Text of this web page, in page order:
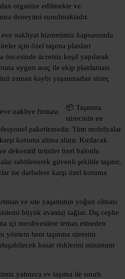
organize edilmekte ve
deneyimi sunulmaktadır.
nakliyat hizmetimiz kapsamında
için özel taşıma planları
öncesinde ücretsiz keşif yapılarak
uygun araç ile ekip planlaması
zaman kaybı yaşanmadan süreç
📦 Taşınma
sürecinin en
paketlemedir. Tüm mobilyalar
koruma altına alınır. Kırılacak
dekoratif ürünler özel balonlu
sabitlenerek güvenli şekilde taşınır,
ise darbelere karşı özel koruma
ve site yaşamının yoğun olması
büyük avantaj sağlar. Dış cephe
içi merdivenlere temas etmeden
yöntem hem taşınma süresini
hasar risklerini minimum
yalnızca ev taşıma ile sınırlı